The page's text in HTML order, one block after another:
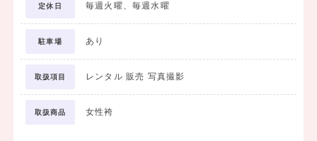
定休日 毎週火曜、毎週水曜
駐車場 あり
取扱項目 レンタル 販売 写真撮影
取扱商品 女性袴